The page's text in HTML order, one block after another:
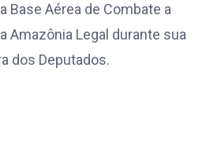
Base Aérea de Combate a
Amazônia Legal durante sua
dos Deputados.